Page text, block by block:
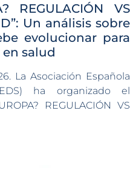
REGULACIÓN VS
Un análisis sobre
evolucionar para
salud
La Asociación Española
ha organizado el
REGULACIÓN VS